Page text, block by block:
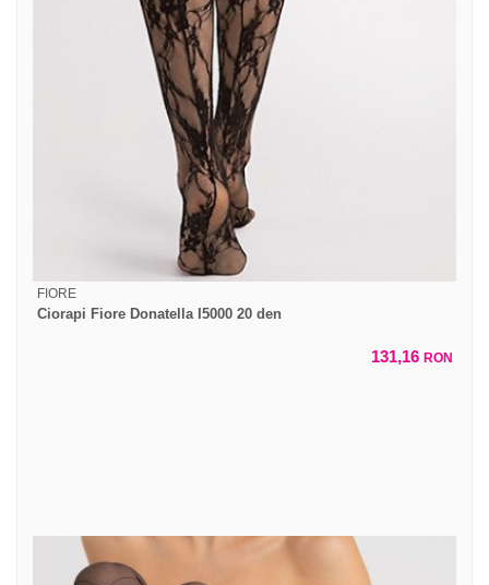
FIORE
Ciorapi Fiore Donatella I5000 20 den
131,16 RON